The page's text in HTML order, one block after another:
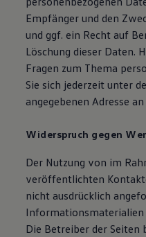
Empfänger und den
und ggf. ein Recht auf
Löschung dieser Daten.
Fragen zum Thema
Sie sich jederzeit unter
angegebenen Adresse
Widerspruch gegen
Der Nutzung von im
veröffentlichten
nicht ausdrücklich
Die Betreiber der Seiten